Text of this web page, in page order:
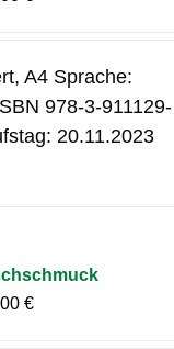
A4 Sprache:
978-3-911129-
20.11.2023
€